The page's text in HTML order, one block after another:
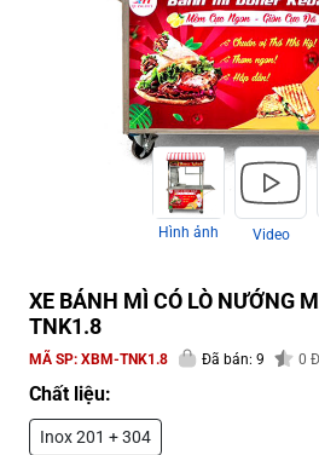
Hình ảnh Video
XE BÁNH MÌ CÓ LÒ NƯỚNG
TNK1.8
MÃ SP: XBM-TNK1.8 Đã bán: 9 0
Chất liệu:
Inox 201 + 304